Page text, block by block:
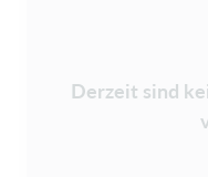
Derzeit sind